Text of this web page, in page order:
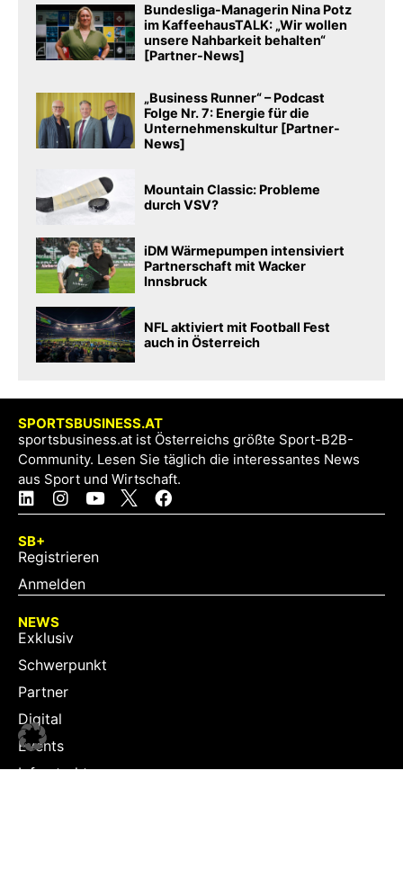
Bundesliga-Managerin Nina Potz
im KaffeehausTALK: „Wir wollen
unsere Nahbarkeit behalten“
[Partner-News]
„Business Runner“ – Podcast
Folge Nr. 7: Energie für die
Unternehmenskultur [Partner-
News]
Mountain Classic: Probleme
durch VSV?
iDM Wärmepumpen intensiviert
Partnerschaft mit Wacker
Innsbruck
NFL aktiviert mit Football Fest
auch in Österreich
SPORTSBUSINESS.AT
sportsbusiness.at ist Österreichs größte Sport-B2B-
Community. Lesen Sie täglich die interessantes News
aus Sport und Wirtschaft.
SB+
Registrieren
Anmelden
NEWS
Exklusiv
Schwerpunkt
Partner
Digital
Events
Infrastruktur